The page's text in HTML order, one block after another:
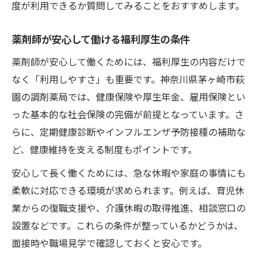
度が利用できるか質問してみることをおすすめします。
薬剤師が安心して働ける福利厚生の条件
薬剤師が安心して働くためには、福利厚生の内容だけで
なく「利用しやすさ」も重要です。神奈川県茅ヶ崎市萩
園の調剤薬局では、健康保険や厚生年金、雇用保険とい
った基本的な社会保険の完備が前提となっています。さ
らに、定期健康診断やインフルエンザ予防接種の補助な
ど、健康維持を支える制度もポイントです。
安心して長く働くためには、急な休暇や家庭の事情にも
柔軟に対応できる環境が求められます。例えば、育児休
業からの復職支援や、介護休暇の取得推進、相談窓口の
設置などです。これらの条件が整っているかどうかは、
面接時や職場見学で確認しておくと安心です。